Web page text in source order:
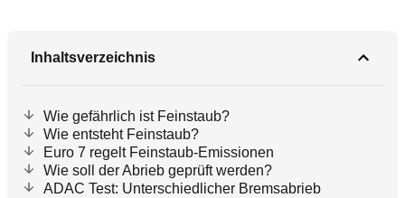
Inhaltsverzeichnis
Wie gefährlich ist Feinstaub?
Wie entsteht Feinstaub?
Euro 7 regelt Feinstaub-Emissionen
Wie soll der Abrieb geprüft werden?
ADAC Test: Unterschiedlicher Bremsabrieb